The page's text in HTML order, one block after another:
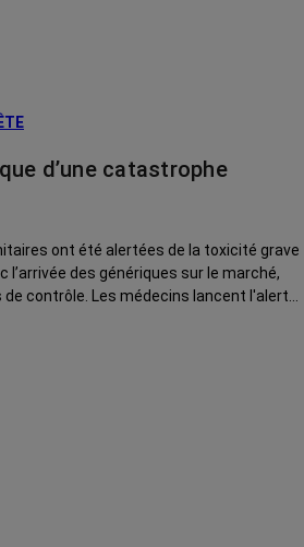
d’une catastrophe
ont été alertées de la toxicité grave
l’arrivée des génériques sur le marché,
contrôle. Les médecins lancent l'alerte.